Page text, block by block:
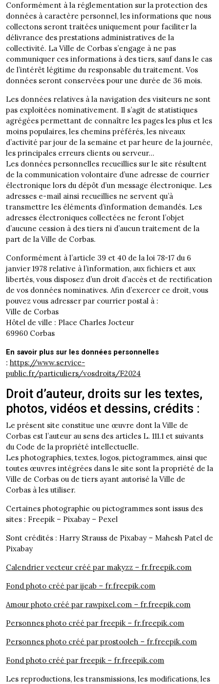
Conformément à la réglementation sur la protection des
données à caractère personnel, les informations que nous
collectons seront traitées uniquement pour faciliter la
délivrance des prestations administratives de la
collectivité. La Ville de Corbas s’engage à ne pas
communiquer ces informations à des tiers, sauf dans le cas
de l’intérêt légitime du responsable du traitement. Vos
données seront conservées pour une durée de 36 mois.
Les données relatives à la navigation des visiteurs ne sont
pas exploitées nominativement. Il s’agit de statistiques
agrégées permettant de connaître les pages les plus et les
moins populaires, les chemins préférés, les niveaux
d’activité par jour de la semaine et par heure de la journée,
les principales erreurs clients ou serveur…
Les données personnelles recueillies sur le site résultent
de la communication volontaire d’une adresse de courrier
électronique lors du dépôt d’un message électronique. Les
adresses e-mail ainsi recueillies ne servent qu’à
transmettre les éléments d’information demandés. Les
adresses électroniques collectées ne feront l’objet
d’aucune cession à des tiers ni d’aucun traitement de la
part de la Ville de Corbas.
Conformément à l’article 39 et 40 de la loi 78-17 du 6
janvier 1978 relative à l’information, aux fichiers et aux
libertés, vous disposez d’un droit d’accès et de rectification
de vos données nominatives. Afin d’exercer ce droit, vous
pouvez vous adresser par courrier postal à :
Ville de Corbas
Hôtel de ville : Place Charles Jocteur
69960 Corbas
En savoir plus sur les données personnelles
: https://www.service-
public.fr/particuliers/vosdroits/F2024
Droit d’auteur, droits sur les textes,
photos, vidéos et dessins, crédits :
Le présent site constitue une œuvre dont la Ville de
Corbas est l’auteur au sens des articles L. 111.1 et suivants
du Code de la propriété intellectuelle.
Les photographies, textes, logos, pictogrammes, ainsi que
toutes œuvres intégrées dans le site sont la propriété de la
Ville de Corbas ou de tiers ayant autorisé la Ville de
Corbas à les utiliser.
Certaines photographie ou pictogrammes sont issus des
sites : Freepik – Pixabay – Pexel
Sont crédités : Harry Strauss de Pixabay – Mahesh Patel de
Pixabay
Calendrier vecteur créé par makyzz – fr.freepik.com
Fond photo créé par ijeab – fr.freepik.com
Amour photo créé par rawpixel.com – fr.freepik.com
Personnes photo créé par freepik – fr.freepik.com
Personnes photo créé par prostooleh – fr.freepik.com
Fond photo créé par freepik – fr.freepik.com
Les reproductions, les transmissions, les modifications, les